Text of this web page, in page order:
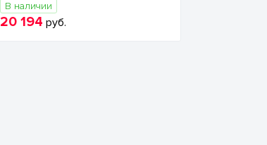
В наличии
20 194 руб.